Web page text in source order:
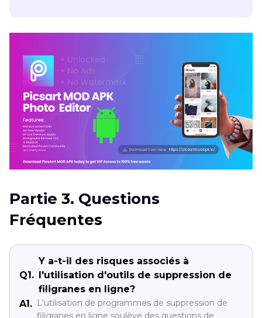
Partie 3. Questions
Fréquentes
Q1.
Y a-t-il des risques associés à
l'utilisation d'outils de suppression de
filigranes en ligne?
A1. L'utilisation de programmes de suppression de
filigranes en ligne soulève des questions de